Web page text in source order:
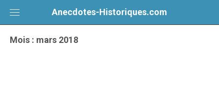
content
Anecdotes-Historiques.com
Mois : mars 2018